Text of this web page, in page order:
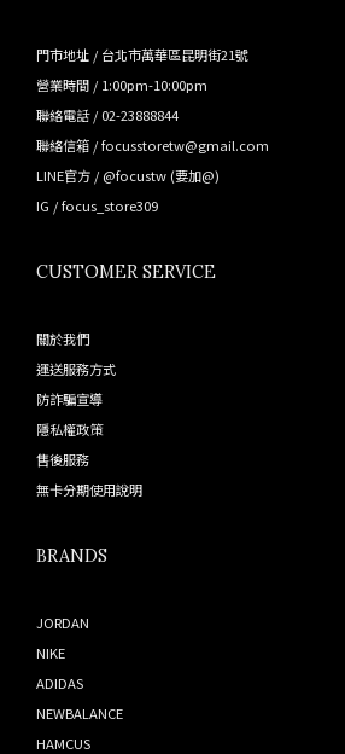
門市地址 / 台北市萬華區昆明街21號
營業時間 / 1:00pm-10:00pm
聯絡電話 / 02-23888844
聯絡信箱 / focusstoretw@gmail.com
LINE官方 / @focustw (要加@)
IG /focus_store309
CUSTOMER SERVICE
關於我們
運送服務方式
防詐騙宣導
隱私權政策
售後服務
無卡分期使用說明
BRANDS
JORDAN
NIKE
ADIDAS
NEWBALANCE
HAMCUS